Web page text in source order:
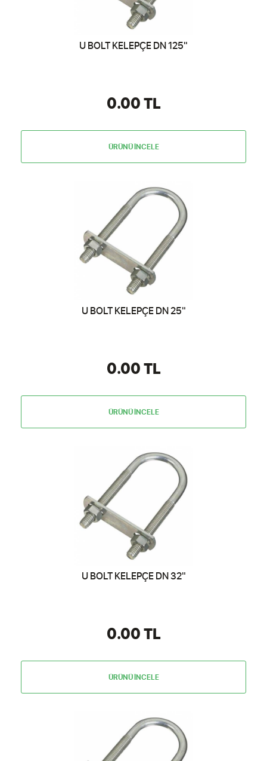
U BOLT KELEPÇE DN 125"
0.00 TL
ÜRÜNÜ İNCELE
U BOLT KELEPÇE DN 25"
0.00 TL
ÜRÜNÜ İNCELE
U BOLT KELEPÇE DN 32"
0.00 TL
ÜRÜNÜ İNCELE